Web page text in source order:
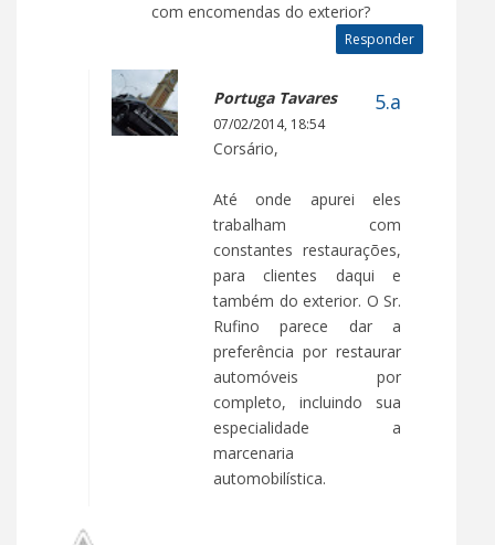
com encomendas do exterior?
Responder
Portuga Tavares
07/02/2014, 18:54
Corsário,
Até onde apurei eles
trabalham com
constantes restaurações,
para clientes daqui e
também do exterior. O Sr.
Rufino parece dar a
preferência por restaurar
automóveis por
completo, incluindo sua
especialidade a
marcenaria
automobilística.